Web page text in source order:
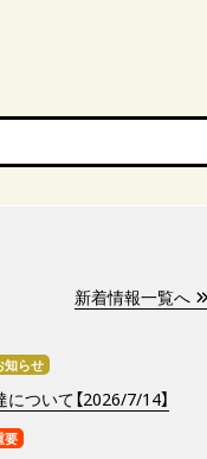
新着情報一覧へ
知らせ
ついて【2026/7/14】
要